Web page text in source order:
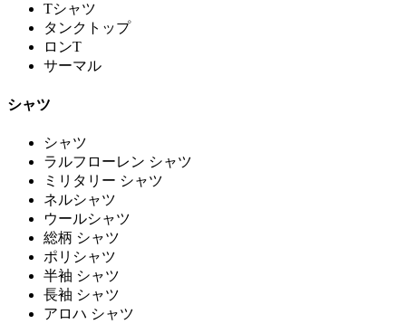
Tシャツ
タンクトップ
ロンT
サーマル
シャツ
シャツ
ラルフローレン シャツ
ミリタリー シャツ
ネルシャツ
ウールシャツ
総柄 シャツ
ポリシャツ
半袖 シャツ
長袖 シャツ
アロハ シャツ